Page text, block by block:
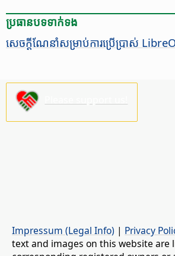
ប្រធានបទ​ទាក់ទង
សេចក្តី​ណែនាំ​សម្រាប់​ការ​ប្រើ​ប្រាស់
Impressum (Legal Info) | Privacy
text and images on this website are